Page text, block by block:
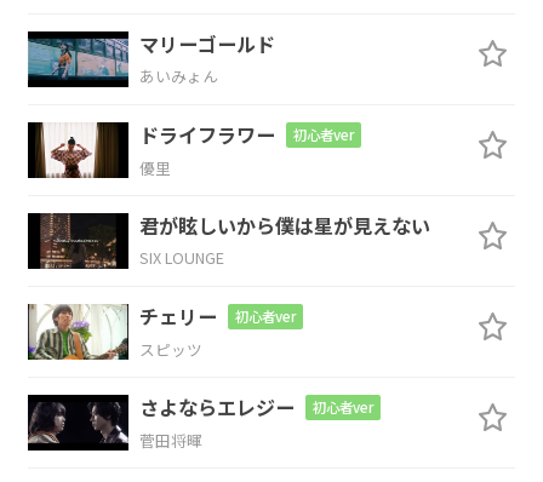
Am Em7
縫い
F
合わせてできた 歌ひとつ 携えて
汚れて る野良猫にも いつしか
なる ユニバース
マリーゴールド
あいみょん
ドライフラワー 初心者ver
優里
君が眩しいから僕は星が見えない
SIX LOUNGE
チェリー 初心者ver
スピッツ
さよならエレジー 初心者ver
菅田将暉